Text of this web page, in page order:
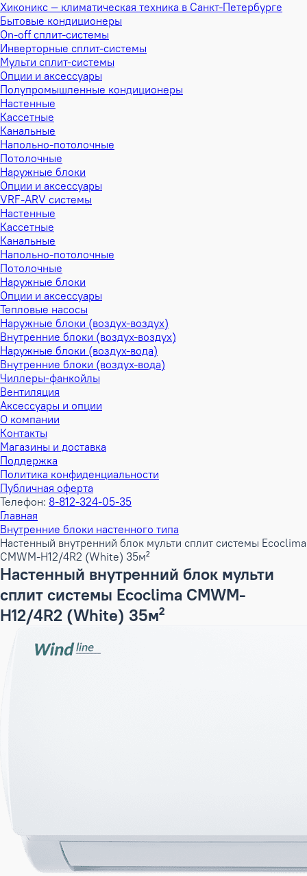
Хиконикс — климатическая техника в Санкт-Петербурге
Бытовые кондиционеры
On-off сплит-системы
Инверторные сплит-системы
Мульти сплит-системы
Опции и аксессуары
Полупромышленные кондиционеры
Настенные
Кассетные
Канальные
Напольно-потолочные
Потолочные
Наружные блоки
Опции и аксессуары
VRF-ARV системы
Настенные
Кассетные
Канальные
Напольно-потолочные
Потолочные
Наружные блоки
Опции и аксессуары
Тепловые насосы
Наружные блоки (воздух-воздух)
Внутренние блоки (воздух-воздух)
Наружные блоки (воздух-вода)
Внутренние блоки (воздух-вода)
Чиллеры-фанкойлы
Вентиляция
Аксессуары и опции
О компании
Контакты
Магазины и доставка
Поддержка
Политика конфиденциальности
Публичная оферта
Телефон: 8-812-324-05-35
Главная
Внутренние блоки настенного типа
Настенный внутренний блок мульти сплит системы Ecoclima
CMWM-H12/4R2 (White) 35м²
Настенный внутренний блок мульти
сплит системы Ecoclima CMWM-
H12/4R2 (White) 35м²